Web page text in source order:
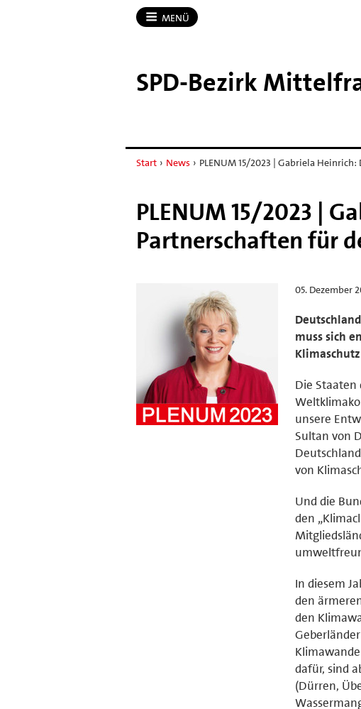
MENÜ
SPD-​Bezirk
Start › News › PLENUM 15/2023 | Gabriela Heinrich:
PLENUM 15/2023 |
Partnerschaften für
05. Dezember
muss sich
Die
unsere
Sultan von
von
Und die
den
In diesem
den
den
dafür, sind
(Dürren,